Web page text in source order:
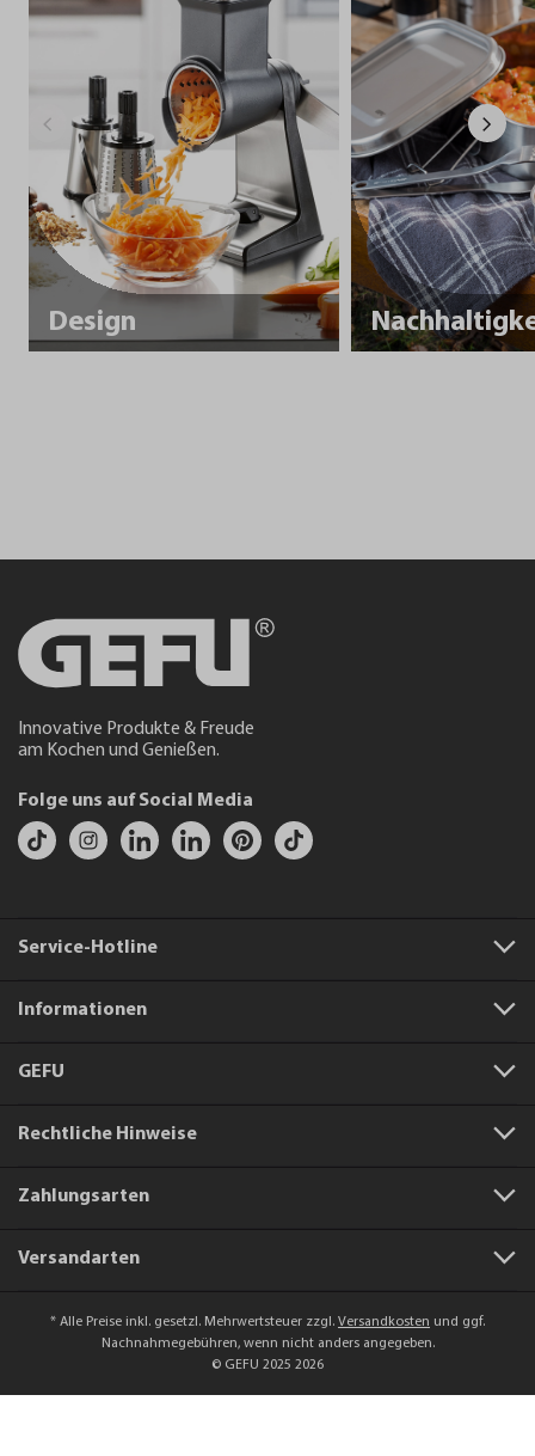
Design
Innovative Produkte & Freude
am Kochen und Genießen.
Folge uns auf Social Media
Service-Hotline
Informationen
GEFU
Rechtliche Hinweise
Zahlungsarten
Versandarten
* Alle Preise inkl. gesetzl. Mehrwertsteuer zzgl. Versandkosten und ggf.
Nachnahmegebühren, wenn nicht anders angegeben.
© GEFU 2025 2026